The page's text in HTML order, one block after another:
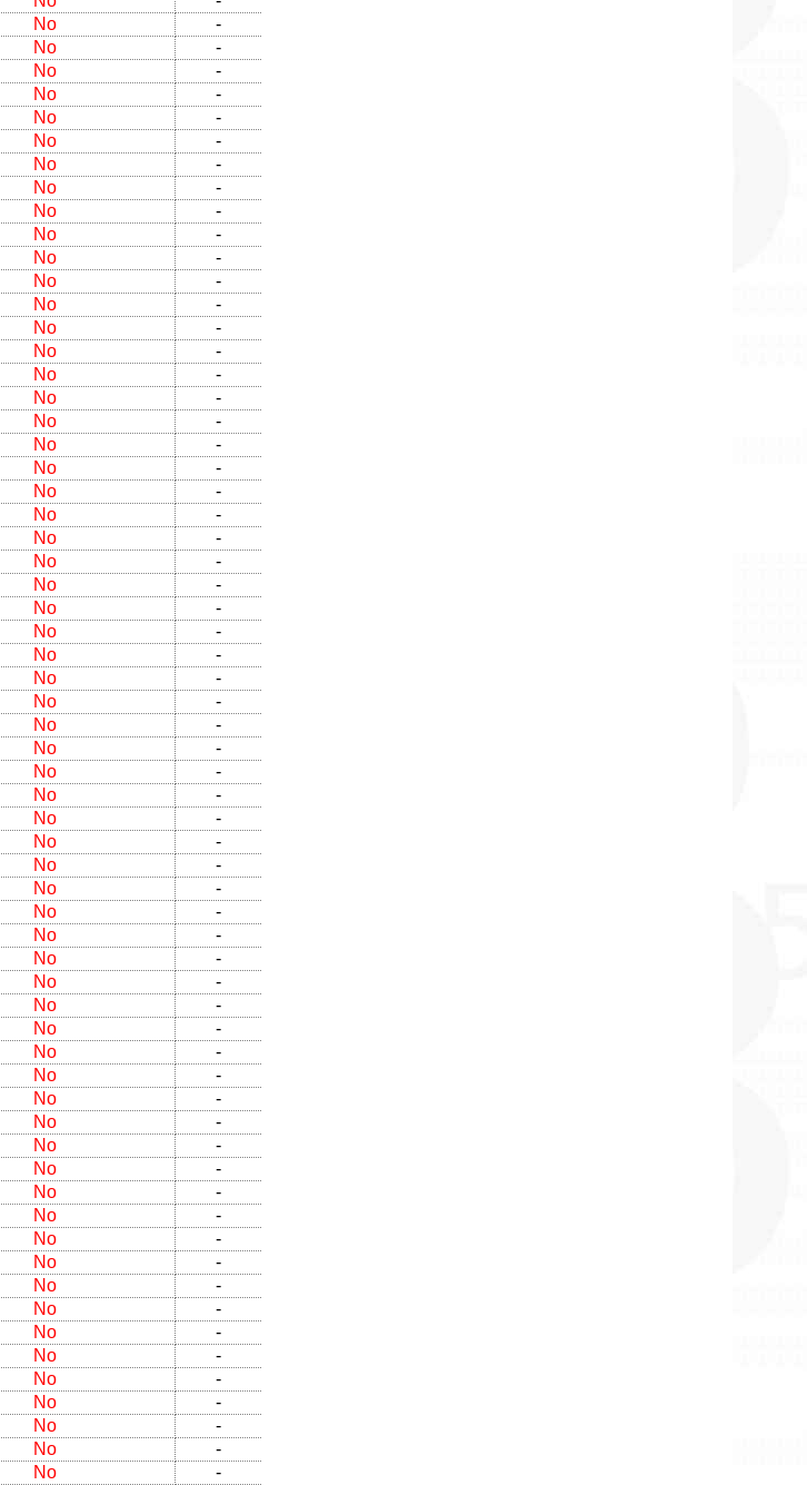
No
-
No
-
No
-
No
-
No
-
No
-
No
-
No
-
No
-
No
-
No
-
No
-
No
-
No
-
No
-
No
-
No
-
No
-
No
-
No
-
No
-
No
-
No
-
No
-
No
-
No
-
No
-
No
-
No
-
No
-
No
-
No
-
No
-
No
-
No
-
No
-
No
-
No
-
No
-
No
-
No
-
No
-
No
-
No
-
No
-
No
-
No
-
No
-
No
-
No
-
No
-
No
-
No
-
No
-
No
-
No
-
No
-
No
-
No
-
No
-
No
-
No
-
No
-